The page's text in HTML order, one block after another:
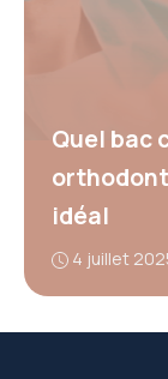
Quel bac
idéal
4 juillet